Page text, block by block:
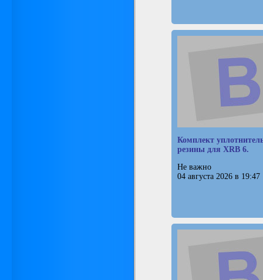
Комплект
резины для XRB 6.
Не важно
04 августа 2026 в 19:47